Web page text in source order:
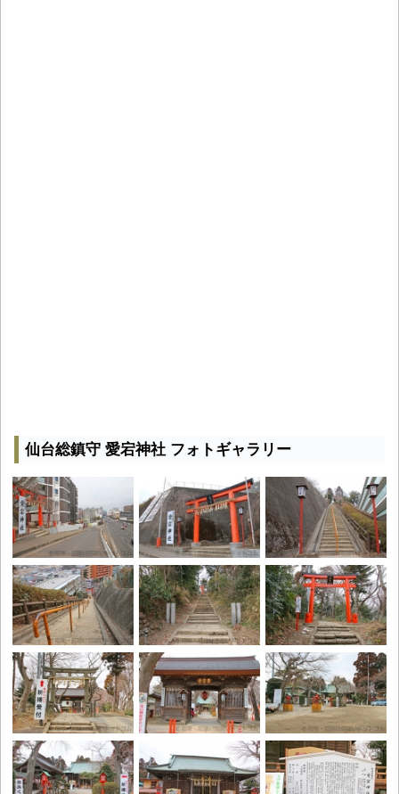
仙台総鎮守 愛宕神社 フォトギャラリー